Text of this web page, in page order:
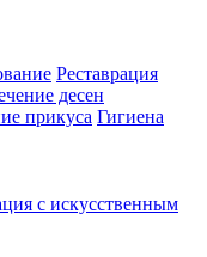
Реставрация
десен
прикуса Гигиена
с искусственным